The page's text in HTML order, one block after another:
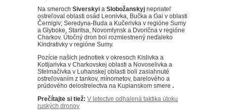
Na smeroch Siverskyi a Slobožanskyj nepriateľ
ostreľoval oblasti osád Leonivka, Bučka a Gai v oblasti
Černigiv; Seredyna-Buda a Kučerivka v regióne Sumy
a Glyboke, Staritsa, Novomlynsk a Dvorična v regióne
Charkov. Útočný dron bol rozmiestnený neďaleko
Kindrativky v regióne Sumy.
Pozície našich jednotiek v okresoch Kislivka a
Kotljarivka v Charkovskej oblasti a Novoselivka a
Stelmačivka v Luhanskej oblasti boli zasiahnuté
ostreľovaním z tankov, mínometov, barelového a
prúdového delostrelectva na Kupianskom smere .
Prečítajte si tiež: V letectve odhalená taktika útoku
ruských dronov